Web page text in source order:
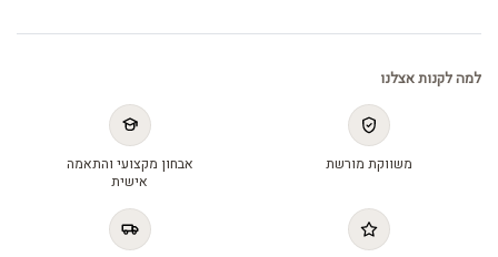
למה לקנות אצלנו
משווקת מורשת
אבחון מקצועי והתאמה
אישית